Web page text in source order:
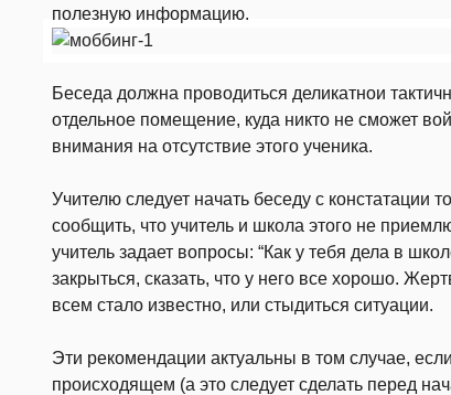
полезную информацию.
Беседа должна проводиться деликатнои
отдельное помещение, куда никто не сможет
внимания на отсутствие этого ученика.
Учителю следует начать беседу с констатации
сообщить, что учитель и школа этого не
учитель задает вопросы: “Как у тебя дела в
закрыться, сказать, что у него все хорошо.
всем стало известно, или стыдиться ситуации.
Эти рекомендации актуальны в том случае,
происходящем (а это следует сделать перед